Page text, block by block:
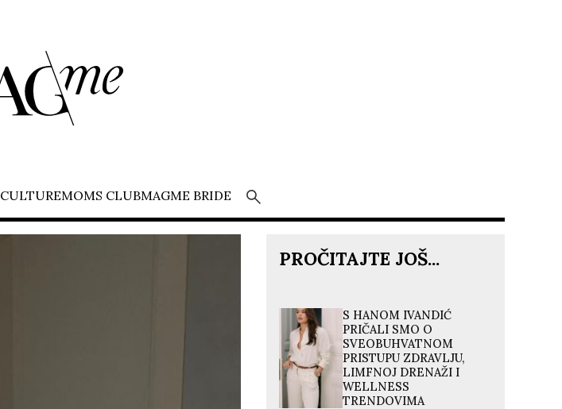
CULTUREMOMS CLUBMAGME BRIDE
PROČITAJTE JOŠ...
S HANOM IVANDIĆ
PRIČALI SMO O
SVEOBUHVATNOM
PRISTUPU ZDRAVLJU,
LIMFNOJ DRENAŽI I
WELLNESS
TRENDOVIMA